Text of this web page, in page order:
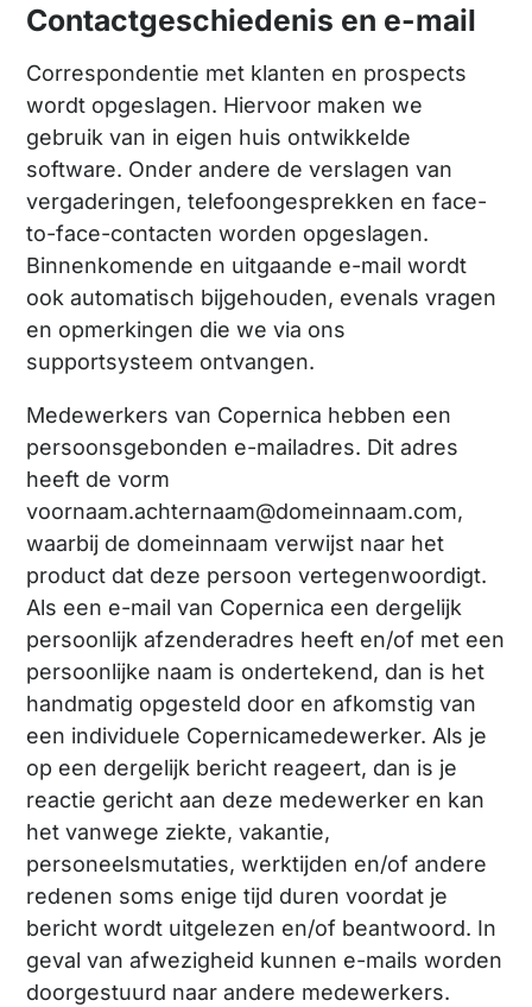
Contactgeschiedenis en e-mail
Correspondentie met klanten en prospects
wordt opgeslagen. Hiervoor maken we
gebruik van in eigen huis ontwikkelde
software. Onder andere de verslagen van
vergaderingen, telefoongesprekken en face-
to-face-contacten worden opgeslagen.
Binnenkomende en uitgaande e-mail wordt
ook automatisch bijgehouden, evenals vragen
en opmerkingen die we via ons
supportsysteem ontvangen.
Medewerkers van Copernica hebben een
persoonsgebonden e-mailadres. Dit adres
heeft de vorm
voornaam.achternaam@domeinnaam.com,
waarbij de domeinnaam verwijst naar het
product dat deze persoon vertegenwoordigt.
Als een e-mail van Copernica een dergelijk
persoonlijk afzenderadres heeft en/of met een
persoonlijke naam is ondertekend, dan is het
handmatig opgesteld door en afkomstig van
een individuele Copernicamedewerker. Als je
op een dergelijk bericht reageert, dan is je
reactie gericht aan deze medewerker en kan
het vanwege ziekte, vakantie,
personeelsmutaties, werktijden en/of andere
redenen soms enige tijd duren voordat je
bericht wordt uitgelezen en/of beantwoord. In
geval van afwezigheid kunnen e-mails worden
doorgestuurd naar andere medewerkers.